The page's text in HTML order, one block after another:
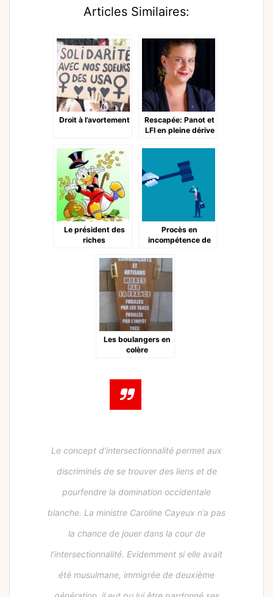
Articles Similaires:
Droit à l’avortement
Rescapée: Panot et
LFI en pleine dérive
Le président des
riches
Procès en
incompétence de
Les boulangers en
colère
Le concept d’intersectionnalité permet aux
discriminés de se trouver des liens et de
pourfendre la domination occidentale
blanche. La ministre Caroline Cayeux n’a pas
la chance de jouer dans la cour de
l’intersectionnalité. Evidemment si elle avait
été musulmane, immigrée de deuxième